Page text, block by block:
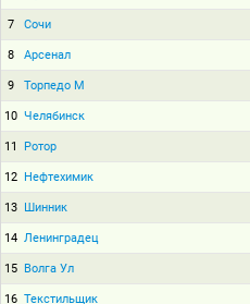
7 Сочи
8 Арсенал
9 Торпедо М
10 Челябинск
11 Ротор
12 Нефтехимик
13 Шинник
14 Ленинградец
15 Волга Ул
16 Текстильщик